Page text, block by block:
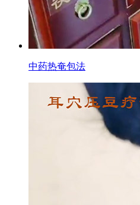
中药热奄包法